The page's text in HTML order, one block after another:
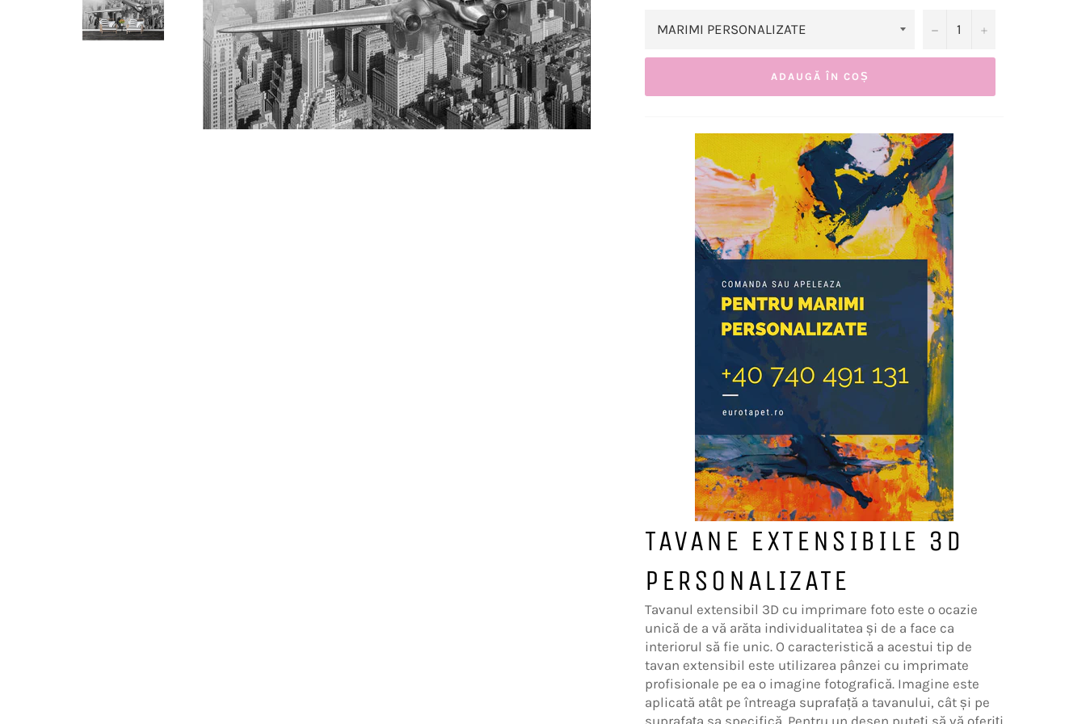
− +
ADAUGĂ ÎN COȘ
TAVANE EXTENSIBILE 3D
PERSONALIZATE
Tavanul extensibil 3D cu imprimare foto este o ocazie
unică de a vă arăta individualitatea și de a face ca
interiorul să fie unic. O caracteristică a acestui tip de
tavan extensibil este utilizarea pânzei cu imprimate
profisionale pe ea o imagine fotografică. Imagine este
aplicată atât pe întreaga suprafață a tavanului, cât și pe
suprafața sa specifică. Pentru un desen puteți să vă oferiți